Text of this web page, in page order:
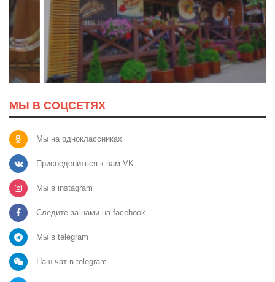
МЫ В СОЦСЕТЯХ
Мы на одноклассниках
Присоедениться к нам VK
Мы в instagram
Следите за нами на facebook
Мы в telegram
Наш чат в telegram